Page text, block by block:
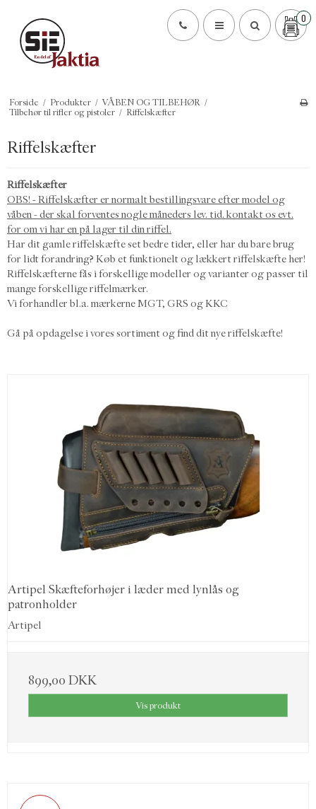
0
Forside / Produkter / VÅBEN OG TILBEHØR /
Tilbehør til rifler og pistoler / Riffelskæfter
Riffelskæfter
Riffelskæfter
OBS! - Riffelskæfter er normalt bestillingsvare efter model og
våben - der skal forventes nogle måneders lev. tid. kontakt os evt.
for om vi har en på lager til din riffel.
Har dit gamle riffelskæfte set bedre tider, eller har du bare brug
for lidt forandring? Køb et funktionelt og lækkert riffelskæfte her!
Riffelskæfterne fås i forskellige modeller og varianter og passer til
mange forskellige riffelmærker.
Vi forhandler bl.a. mærkerne MGT, GRS og KKC
Gå på opdagelse i vores sortiment og find dit nye riffelskæfte!
Artipel Skæfteforhøjer i læder med lynlås og
patronholder
Artipel
899,00 DKK
Vis produkt